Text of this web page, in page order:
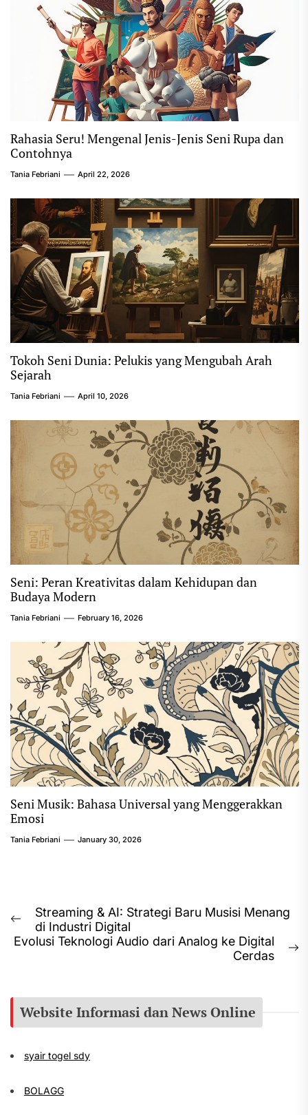
Rahasia Seru! Mengenal Jenis-Jenis Seni Rupa dan
Contohnya
Tania Febriani April 22, 2026
Tokoh Seni Dunia: Pelukis yang Mengubah Arah
Sejarah
Tania Febriani April 10, 2026
Seni: Peran Kreativitas dalam Kehidupan dan
Budaya Modern
Tania Febriani February 16, 2026
Seni Musik: Bahasa Universal yang Menggerakkan
Emosi
Tania Febriani January 30, 2026
Post
navigation
Previous
post:
Streaming & AI: Strategi Baru Musisi Menang
di Industri Digital
Evolusi Teknologi Audio dari Analog ke Digital
Cerdas
Website Informasi dan News Online
syair togel sdy
BOLAGG